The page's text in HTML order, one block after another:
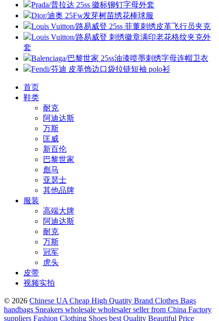
Prada/普拉达 25ss 徽标铆钉字母外套
Dior/迪奥 25Fw发芽树苗绣花棒球服
Louis Vuitton/路易威登 25ss 菲董刺绣皮革飞行员夹克
Louis Vuitton/路易威登 刺绣徽章满印老花格纹夹克外
套
Balenciaga/巴黎世家 25ss油漆喷墨刺绣字母连帽卫衣
Fendi/芬迪 皮革饰边口袋拉链短袖 polo衫
首页
鞋类
耐克
阿迪达斯
万斯
匡威
新百伦
巴黎世家
彪马
亚瑟士
其他品牌
服装
高端大牌
阿迪达斯
耐克
万斯
冠军
虎头
皮带
视频实拍
© 2026 Chinese UA Cheap High Quatity Brand Clothes Bags
handbags Sneakers wholesale wholesaler seller from China Factory
suppliers Fashion Clothing Shoes best Quality Beautiful Price